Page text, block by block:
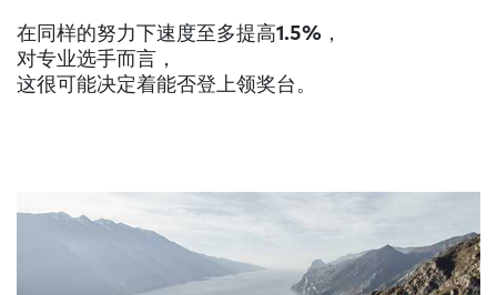
在同样的努力下速度至多提高1.5% ，
对专业选手而言，
这很可能决定着能否登上领奖台。